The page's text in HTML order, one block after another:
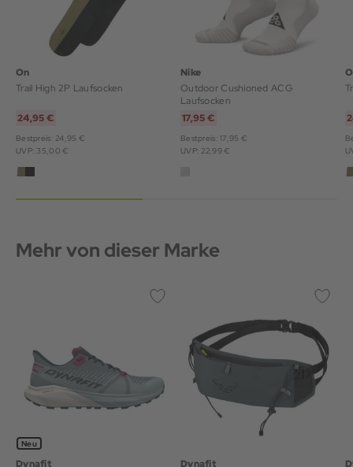
On
Trail High 2P Laufsocken
24,95 €
Bestpreis: 24,95 €
UVP: 35,00 €
Nike
Outdoor Cushioned ACG
Laufsocken
17,95 €
Bestpreis: 17,95 €
UVP: 22,99 €
Mehr von dieser Marke
Neu
Dynafit
Dynafit